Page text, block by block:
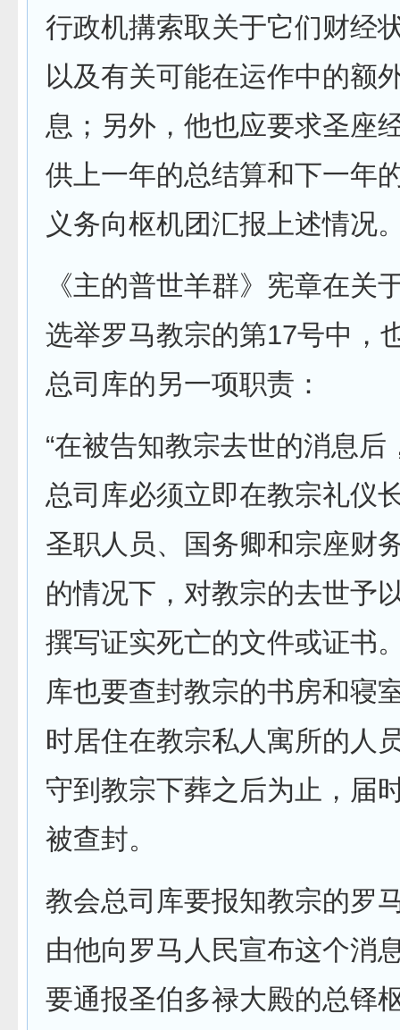
行政机搆索取关于它们财经
以及有关可能在运作中的额
息；另外，他也应要求圣座
供上一年的总结算和下一年
义务向枢机团汇报上述情况
《主的普世羊群》宪章在关
选举罗马教宗的第17号中，
总司库的另一项职责：
“在被告知教宗去世的消息后
总司库必须立即在教宗礼仪
圣职人员、国务卿和宗座财
的情况下，对教宗的去世予
撰写证实死亡的文件或证书
库也要查封教宗的书房和寝
时居住在教宗私人寓所的人
守到教宗下葬之后为止，届
被查封。
教会总司库要报知教宗的罗
由他向罗马人民宣布这个消
要通报圣伯多禄大殿的总铎